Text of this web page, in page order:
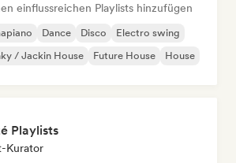
einflussreichen Playlists hinzufügen
Dance Disco
Electro swing
/ Jackin House Future House House
Playlists
Kurator